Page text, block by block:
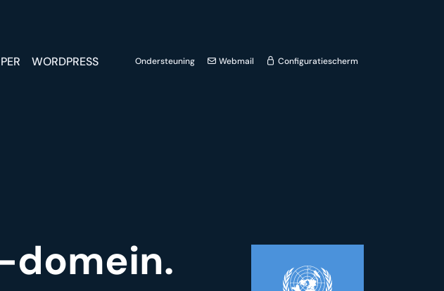
WORDPRESS Ondersteuning Webmail Configuratiescherm
domein.